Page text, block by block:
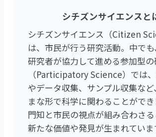
シチズンサイエンスと
シチズンサイエンス（Citizen
は、市民が行う研究活動。中で
研究者が協力して進める参加型
（Participatory Science）では
やデータ収集、サンプル収集な
まな形で科学に関わることがで
門知と市民の視点が組み合わさる
新たな価値や発見が生まれていま